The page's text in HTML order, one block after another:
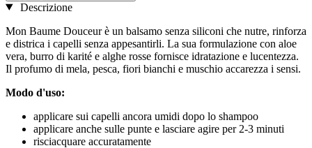
Descrizione
Mon Baume Douceur è un balsamo senza siliconi che nutre, rinforza
e districa i capelli senza appesantirli. La sua formulazione con aloe
vera, burro di karité e alghe rosse fornisce idratazione e lucentezza.
Il profumo di mela, pesca, fiori bianchi e muschio accarezza i sensi.
Modo d'uso:
applicare sui capelli ancora umidi dopo lo shampoo
applicare anche sulle punte e lasciare agire per 2-3 minuti
risciacquare accuratamente